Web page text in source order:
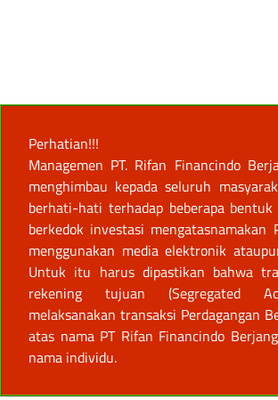
Perhatian!!!
Managemen PT. Rifan Financindo
menghimbau kepada seluruh
berhati-hati terhadap beberapa
berkedok investasi mengatasnamakan
menggunakan media elektronik
Untuk itu harus dipastikan bahwa
rekening tujuan (Segregated
melaksanakan transaksi Perdagangan
atas nama PT Rifan Financindo
nama individu.